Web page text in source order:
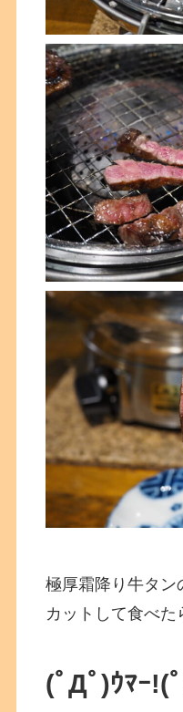
極厚霜降り牛タン
カットして食べた
(ﾟДﾟ)ｳﾏｰ!(